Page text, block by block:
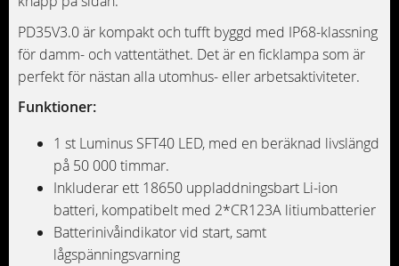
PD35V3.0 är kompakt och tufft byggd med IP68-klassning
för damm- och vattentäthet. Det är en ficklampa som är
perfekt för nästan alla utomhus- eller arbetsaktiviteter.
Funktioner:
1 st Luminus SFT40 LED, med en beräknad livslängd
på 50 000 timmar.
Inkluderar ett 18650 uppladdningsbart Li-ion
batteri, kompatibelt med 2*CR123A litiumbatterier
Batterinivåindikator vid start, samt
lågspänningsvarning